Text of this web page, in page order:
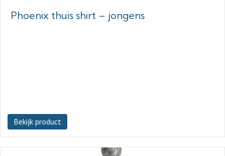
Phoenix thuis shirt – jongens
Bekijk product